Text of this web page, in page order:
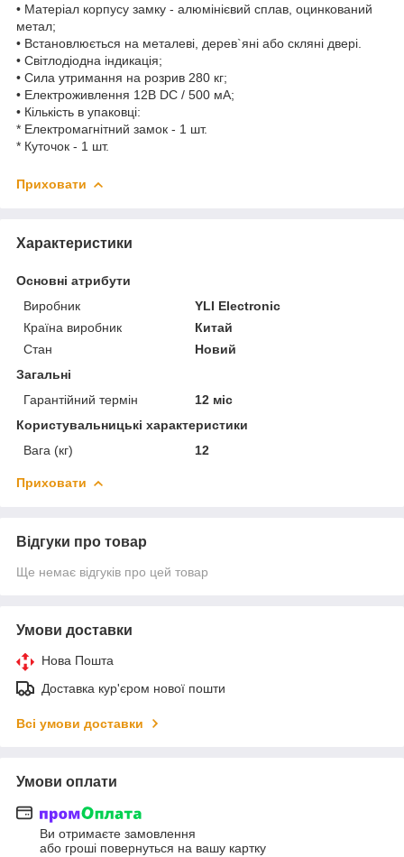
• Матеріал корпусу замку - алюмінієвий сплав, оцинкований
метал;
• Встановлюється на металеві, дерев`яні або скляні двері.
• Світлодіодна індикація;
• Сила утримання на розрив 280 кг;
• Електроживлення 12В DC / 500 мА;
• Кількість в упаковці:
* Електромагнітний замок - 1 шт.
* Куточок - 1 шт.
Приховати
Характеристики
Основні атрибути
Виробник
YLI Electronic
Країна виробник
Китай
Стан
Новий
Загальні
Гарантійний термін
12 міс
Користувальницькі характеристики
Вага (кг)
12
Приховати
Відгуки про товар
Ще немає відгуків про цей товар
Умови доставки
Нова Пошта
Доставка кур'єром нової пошти
Всі умови доставки
Умови оплати
Ви отримаєте замовлення
або гроші повернуться на вашу картку